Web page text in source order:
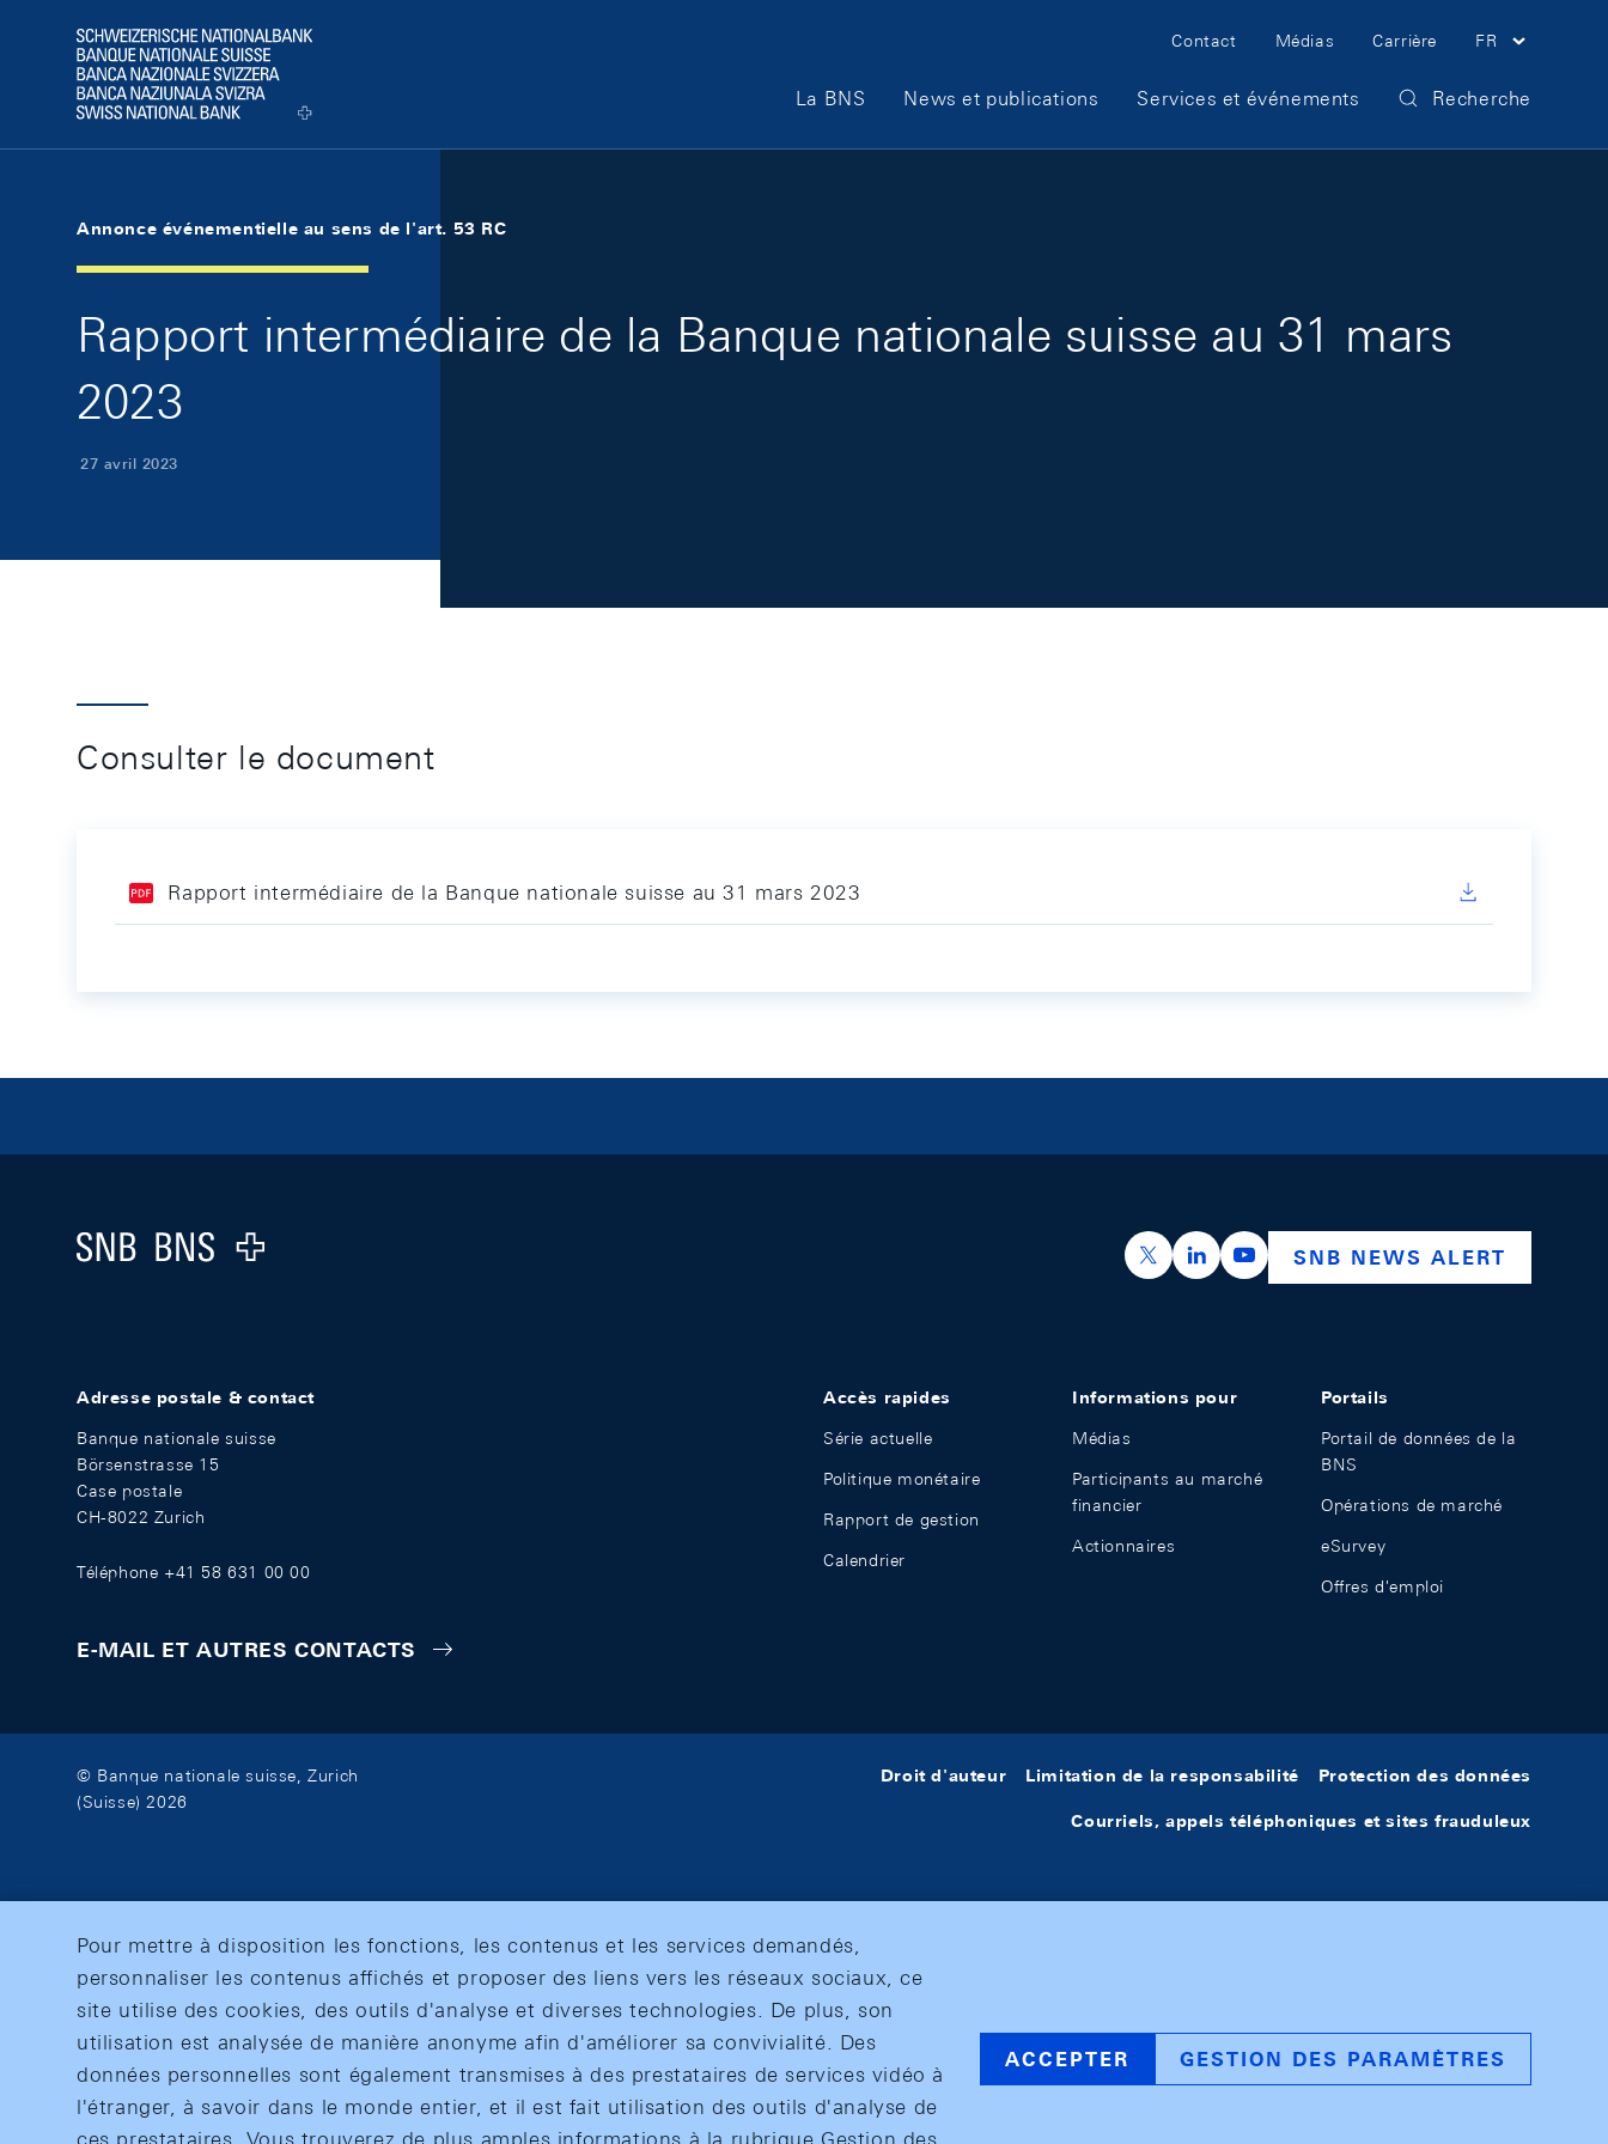
Logo
Meta Navigation
Contact Médias Carrière FR
Main Navigation
La BNS News et publications Services et événements Recherche
Annonce événementielle au sens de l'art. 53 RC
Rapport intermédiaire de la Banque nationale suisse au 31 mars
2023
27 avril 2023
Consulter le document
Rapport intermédiaire de la Banque nationale suisse au 31 mars 2023
Logo
https://x.com/snb_bns
https://ch.linkedin.com/company/swiss-
https://www.youtube.com/
SNB NEWS ALERT
Adresse postale & contact
Banque nationale suisse
Börsenstrasse 15
Case postale
CH-8022 Zurich
Téléphone +41 58 631 00 00
E-MAIL ET AUTRES CONTACTS
Accès rapides
Série actuelle
Politique monétaire
Rapport de gestion
Calendrier
Informations pour
Médias
Participants au marché
financier
Actionnaires
Portails
Portail de données de la
BNS
Opérations de marché
eSurvey
Offres d'emploi
© Banque nationale suisse, Zurich
(Suisse) 2026
Droit d'auteur Limitation de la responsabilité Protection des données
Courriels, appels téléphoniques et sites frauduleux
Pour mettre à disposition les fonctions, les contenus et les services demandés,
personnaliser les contenus affichés et proposer des liens vers les réseaux sociaux, ce
site utilise des cookies, des outils d'analyse et diverses technologies. De plus, son
utilisation est analysée de manière anonyme afin d'améliorer sa convivialité. Des
données personnelles sont également transmises à des prestataires de services vidéo à
l'étranger, à savoir dans le monde entier, et il est fait utilisation des outils d'analyse de
ACCEPTER GESTION DES PARAMÈTRES